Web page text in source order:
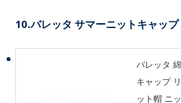
10.バレッタ サマーニットキャップ
バレッタ
キャップ
ット帽 ニ